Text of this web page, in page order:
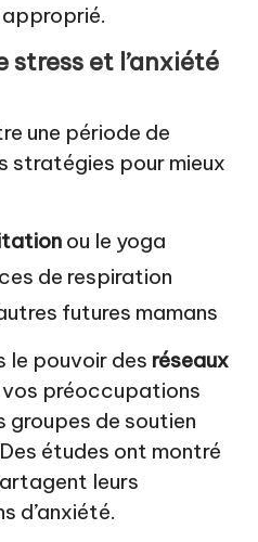
stress et l’anxiété
une période de
stratégies pour mieux
ou le yoga
de respiration
futures mamans
le pouvoir des réseaux
vos préoccupations
groupes de soutien
études ont montré
leurs
d’anxiété.